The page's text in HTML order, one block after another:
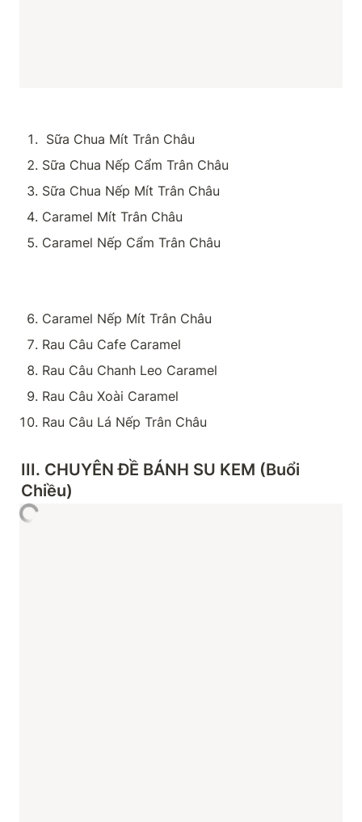
Sữa Chua Mít Trân Châu
Sữa Chua Nếp Cẩm Trân Châu
Sữa Chua Nếp Mít Trân Châu
Caramel Mít Trân Châu
Caramel Nếp Cẩm Trân Châu
Caramel Nếp Mít Trân Châu
Rau Câu Cafe Caramel
Rau Câu Chanh Leo Caramel
Rau Câu Xoài Caramel
Rau Câu Lá Nếp Trân Châu
III. CHUYÊN ĐỀ BÁNH SU KEM (Buổi
Chiều)